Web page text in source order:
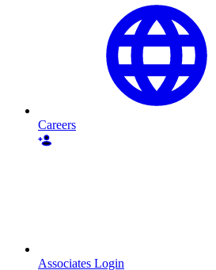
Careers
Associates Login